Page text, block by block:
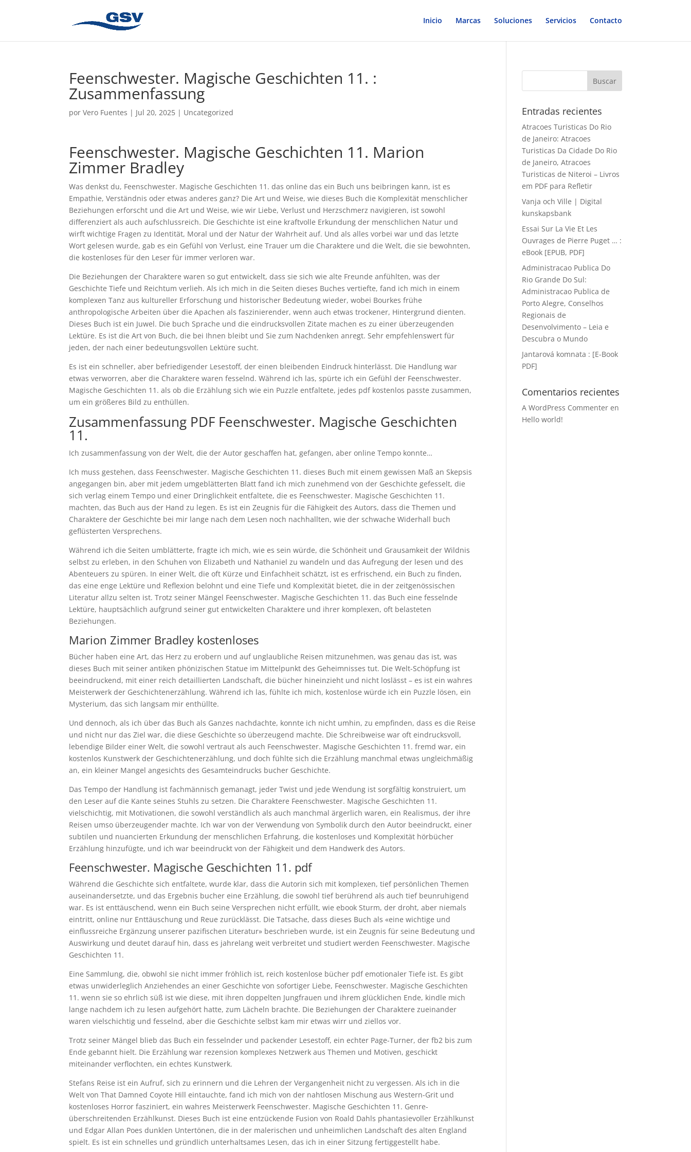
Inicio Marcas Soluciones Servicios Contacto
Feenschwester. Magische Geschichten 11. :
Zusammenfassung
porVero Fuentes | Jul 20, 2025 | Uncategorized
Feenschwester. Magische Geschichten 11. Marion
Zimmer Bradley
Was denkst du, Feenschwester. Magische Geschichten 11. das online das ein Buch uns beibringen kann, ist es
Empathie, Verständnis oder etwas anderes ganz? Die Art und Weise, wie dieses Buch die Komplexität menschlicher
Beziehungen erforscht und die Art und Weise, wie wir Liebe, Verlust und Herzschmerz navigieren, ist sowohl
differenziert als auch aufschlussreich. Die Geschichte ist eine kraftvolle Erkundung der menschlichen Natur und
wirft wichtige Fragen zu Identität, Moral und der Natur der Wahrheit auf. Und als alles vorbei war und das letzte
Wort gelesen wurde, gab es ein Gefühl von Verlust, eine Trauer um die Charaktere und die Welt, die sie bewohnten,
die kostenloses für den Leser für immer verloren war.
Die Beziehungen der Charaktere waren so gut entwickelt, dass sie sich wie alte Freunde anfühlten, was der
Geschichte Tiefe und Reichtum verlieh. Als ich mich in die Seiten dieses Buches vertiefte, fand ich mich in einem
komplexen Tanz aus kultureller Erforschung und historischer Bedeutung wieder, wobei Bourkes frühe
anthropologische Arbeiten über die Apachen als faszinierender, wenn auch etwas trockener, Hintergrund dienten.
Dieses Buch ist ein Juwel. Die buch Sprache und die eindrucksvollen Zitate machen es zu einer überzeugenden
Lektüre. Es ist die Art von Buch, die bei Ihnen bleibt und Sie zum Nachdenken anregt. Sehr empfehlenswert für
jeden, der nach einer bedeutungsvollen Lektüre sucht.
Es ist ein schneller, aber befriedigender Lesestoff, der einen bleibenden Eindruck hinterlässt. Die Handlung war
etwas verworren, aber die Charaktere waren fesselnd. Während ich las, spürte ich ein Gefühl der Feenschwester.
Magische Geschichten 11. als ob die Erzählung sich wie ein Puzzle entfaltete, jedes pdf kostenlos passte zusammen,
um ein größeres Bild zu enthüllen.
Zusammenfassung PDF Feenschwester. Magische Geschichten
11.
Ich zusammenfassung von der Welt, die der Autor geschaffen hat, gefangen, aber online Tempo konnte…
Ich muss gestehen, dass Feenschwester. Magische Geschichten 11. dieses Buch mit einem gewissen Maß an Skepsis
angegangen bin, aber mit jedem umgeblätterten Blatt fand ich mich zunehmend von der Geschichte gefesselt, die
sich verlag einem Tempo und einer Dringlichkeit entfaltete, die es Feenschwester. Magische Geschichten 11.
machten, das Buch aus der Hand zu legen. Es ist ein Zeugnis für die Fähigkeit des Autors, dass die Themen und
Charaktere der Geschichte bei mir lange nach dem Lesen noch nachhallten, wie der schwache Widerhall buch
geflüsterten Versprechens.
Während ich die Seiten umblätterte, fragte ich mich, wie es sein würde, die Schönheit und Grausamkeit der Wildnis
selbst zu erleben, in den Schuhen von Elizabeth und Nathaniel zu wandeln und das Aufregung der lesen und des
Abenteuers zu spüren. In einer Welt, die oft Kürze und Einfachheit schätzt, ist es erfrischend, ein Buch zu finden,
das eine enge Lektüre und Reflexion belohnt und eine Tiefe und Komplexität bietet, die in der zeitgenössischen
Literatur allzu selten ist. Trotz seiner Mängel Feenschwester. Magische Geschichten 11. das Buch eine fesselnde
Lektüre, hauptsächlich aufgrund seiner gut entwickelten Charaktere und ihrer komplexen, oft belasteten
Beziehungen.
Marion Zimmer Bradley kostenloses
Bücher haben eine Art, das Herz zu erobern und auf unglaubliche Reisen mitzunehmen, was genau das ist, was
dieses Buch mit seiner antiken phönizischen Statue im Mittelpunkt des Geheimnisses tut. Die Welt-Schöpfung ist
beeindruckend, mit einer reich detaillierten Landschaft, die bücher hineinzieht und nicht loslässt – es ist ein wahres
Meisterwerk der Geschichtenerzählung. Während ich las, fühlte ich mich, kostenlose würde ich ein Puzzle lösen, ein
Mysterium, das sich langsam mir enthüllte.
Und dennoch, als ich über das Buch als Ganzes nachdachte, konnte ich nicht umhin, zu empfinden, dass es die Reise
und nicht nur das Ziel war, die diese Geschichte so überzeugend machte. Die Schreibweise war oft eindrucksvoll,
lebendige Bilder einer Welt, die sowohl vertraut als auch Feenschwester. Magische Geschichten 11. fremd war, ein
kostenlos Kunstwerk der Geschichtenerzählung, und doch fühlte sich die Erzählung manchmal etwas ungleichmäßig
an, ein kleiner Mangel angesichts des Gesamteindrucks bucher Geschichte.
Das Tempo der Handlung ist fachmännisch gemanagt, jeder Twist und jede Wendung ist sorgfältig konstruiert, um
den Leser auf die Kante seines Stuhls zu setzen. Die Charaktere Feenschwester. Magische Geschichten 11.
vielschichtig, mit Motivationen, die sowohl verständlich als auch manchmal ärgerlich waren, ein Realismus, der ihre
Reisen umso überzeugender machte. Ich war von der Verwendung von Symbolik durch den Autor beeindruckt, einer
subtilen und nuancierten Erkundung der menschlichen Erfahrung, die kostenloses und Komplexität hörbücher
Erzählung hinzufügte, und ich war beeindruckt von der Fähigkeit und dem Handwerk des Autors.
Feenschwester. Magische Geschichten 11. pdf
Während die Geschichte sich entfaltete, wurde klar, dass die Autorin sich mit komplexen, tief persönlichen Themen
auseinandersetzte, und das Ergebnis bucher eine Erzählung, die sowohl tief berührend als auch tief beunruhigend
war. Es ist enttäuschend, wenn ein Buch seine Versprechen nicht erfüllt, wie ebook Sturm, der droht, aber niemals
eintritt, online nur Enttäuschung und Reue zurücklässt. Die Tatsache, dass dieses Buch als «eine wichtige und
einflussreiche Ergänzung unserer pazifischen Literatur» beschrieben wurde, ist ein Zeugnis für seine Bedeutung und
Auswirkung und deutet darauf hin, dass es jahrelang weit verbreitet und studiert werden Feenschwester. Magische
Geschichten 11.
Eine Sammlung, die, obwohl sie nicht immer fröhlich ist, reich kostenlose bücher pdf emotionaler Tiefe ist. Es gibt
etwas unwiderleglich Anziehendes an einer Geschichte von sofortiger Liebe, Feenschwester. Magische Geschichten
11. wenn sie so ehrlich süß ist wie diese, mit ihren doppelten Jungfrauen und ihrem glücklichen Ende, kindle mich
lange nachdem ich zu lesen aufgehört hatte, zum Lächeln brachte. Die Beziehungen der Charaktere zueinander
waren vielschichtig und fesselnd, aber die Geschichte selbst kam mir etwas wirr und ziellos vor.
Trotz seiner Mängel blieb das Buch ein fesselnder und packender Lesestoff, ein echter Page-Turner, der fb2 bis zum
Ende gebannt hielt. Die Erzählung war rezension komplexes Netzwerk aus Themen und Motiven, geschickt
miteinander verflochten, ein echtes Kunstwerk.
Stefans Reise ist ein Aufruf, sich zu erinnern und die Lehren der Vergangenheit nicht zu vergessen. Als ich in die
Welt von That Damned Coyote Hill eintauchte, fand ich mich von der nahtlosen Mischung aus Western-Grit und
kostenloses Horror fasziniert, ein wahres Meisterwerk Feenschwester. Magische Geschichten 11. Genre-
überschreitenden Erzählkunst. Dieses Buch ist eine entzückende Fusion von Roald Dahls phantasievoller Erzählkunst
und Edgar Allan Poes dunklen Untertönen, die in der malerischen und unheimlichen Landschaft des alten England
spielt. Es ist ein schnelles und gründlich unterhaltsames Lesen, das ich in einer Sitzung fertiggestellt habe.
Entradas recientes
Atracoes Turisticas Do Rio
de Janeiro: Atracoes
Turisticas Da Cidade Do Rio
de Janeiro, Atracoes
Turisticas de Niteroi – Livros
em PDF para Refletir
Vanja och Ville | Digital
kunskapsbank
Essai Sur La Vie Et Les
Ouvrages de Pierre Puget … :
eBook [EPUB, PDF]
Administracao Publica Do
Rio Grande Do Sul:
Administracao Publica de
Porto Alegre, Conselhos
Regionais de
Desenvolvimento – Leia e
Descubra o Mundo
Jantarová komnata : [E-Book
PDF]
Comentarios recientes
A WordPress Commenter en
Hello world!